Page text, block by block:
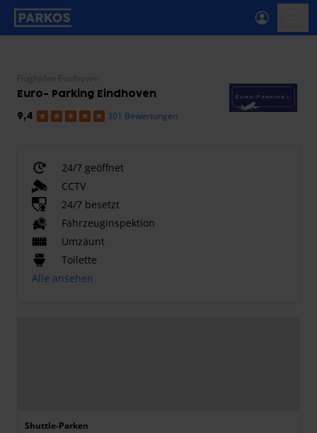
beschriftung-für-primäre-navigation
Flughafen Eindhoven
Euro- Parking Eindhoven
9,4 301 Bewertungen
24/7 geöffnet
CCTV
24/7 besetzt
Fahrzeuginspektion
Umzäunt
Toilette
Alle ansehen
Shuttle-Parken